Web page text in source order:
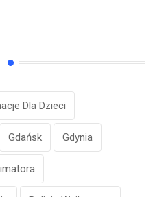
Dla Dzieci
Gdańsk Gdynia